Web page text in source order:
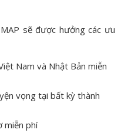
sẽ được hưởng các ưu
Nam và Nhật Bản miễn
vọng tại bất kỳ thành
miễn phí